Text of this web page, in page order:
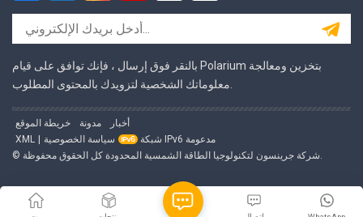
بالنقر فوق إرسال ، فإنك توافق على قيام Polarium بتخزين ومعالجة
خريطة الموقع مدونة
أخبار
XML | سياسة الخصوصية
شبكة IPv6 مدعومة
© شركة جرينسون لتكنولوجيا الطاقة الشمسية المحدودة كل الحقوق محفوظة.